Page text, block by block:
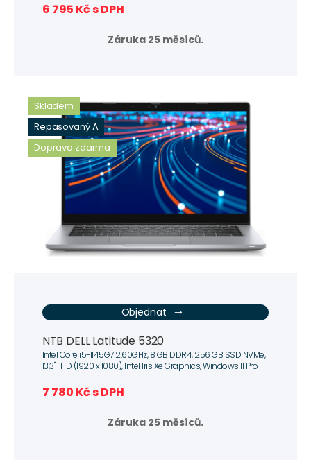
6 795 Kč s DPH
Záruka 25 měsíců.
Skladem
Repasovaný A
Doprava zdarma
Objednat
NTB DELL Latitude 5320
Intel Core i5-1145G7 2.60GHz, 8 GB DDR4, 256 GB SSD NVMe,
13,3" FHD (1920 x 1080), Intel Iris Xe Graphics, Windows 11 Pro
7 780 Kč s DPH
Záruka 25 měsíců.